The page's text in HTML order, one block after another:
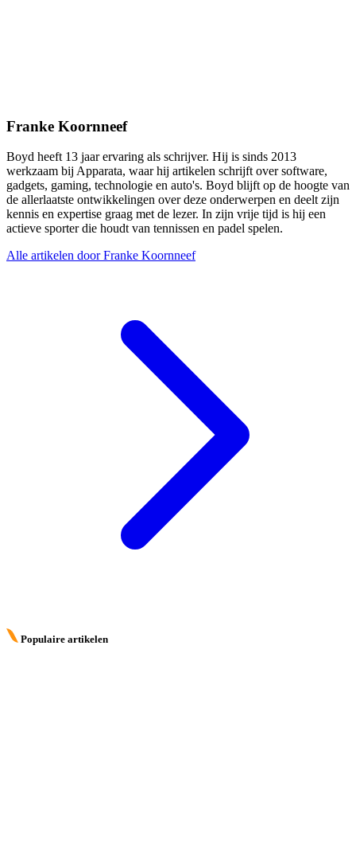
Franke Koornneef
Boyd heeft 13 jaar ervaring als schrijver. Hij is sinds 2013
werkzaam bij Apparata, waar hij artikelen schrijft over software,
gadgets, gaming, technologie en auto's. Boyd blijft op de hoogte van
de allerlaatste ontwikkelingen over deze onderwerpen en deelt zijn
kennis en expertise graag met de lezer. In zijn vrije tijd is hij een
actieve sporter die houdt van tennissen en padel spelen.
Alle artikelen door Franke Koornneef
Populaire artikelen